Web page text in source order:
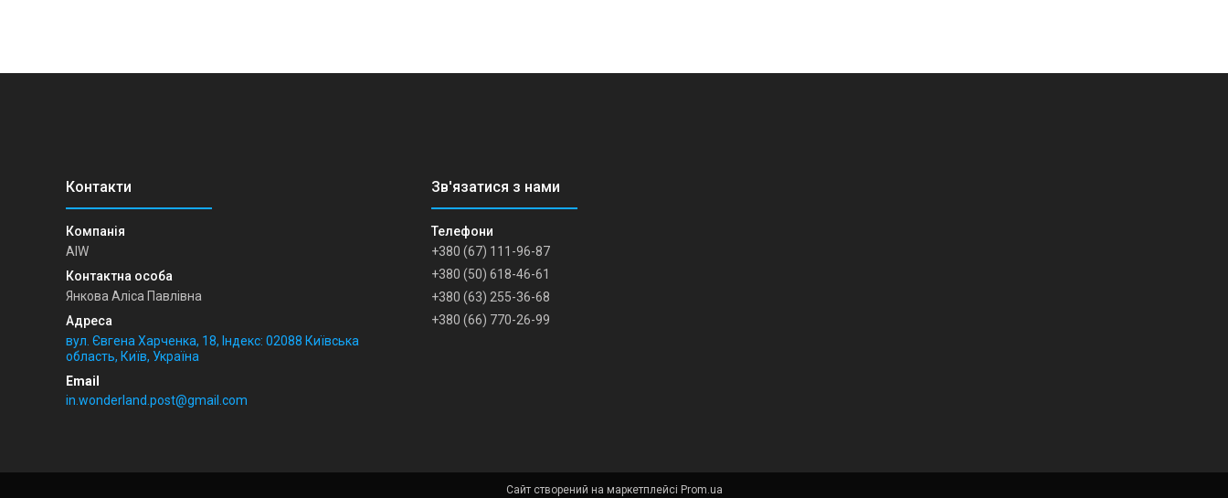
AIW
Янкова Аліса Павлівна
вул. Євгена Харченка, 18, Індекс: 02088 Київська
область, Київ, Україна
in.wonderland.post@gmail.com
+380 (67) 111-96-87
+380 (50) 618-46-61
+380 (63) 255-36-68
+380 (66) 770-26-99
Сайт створений на маркетплейсі Prom.ua